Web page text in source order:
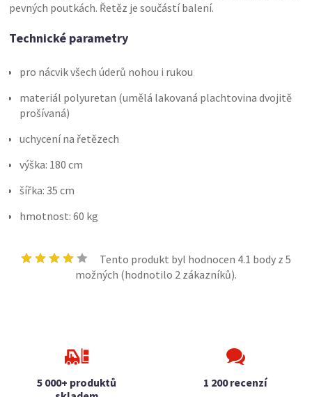
pevných poutkách. Řetěz je součástí balení.
Technické parametry
pro nácvik všech úderů nohou i rukou
materiál polyuretan (umělá lakovaná plachtovina dvojitě
prošívaná)
uchycení na řetězech
výška: 180 cm
šířka: 35 cm
hmotnost: 60 kg
Tento produkt byl hodnocen 4.1 body z 5
možných (hodnotilo 2zákazníků).
5 000+ produktů
1 200 recenzí